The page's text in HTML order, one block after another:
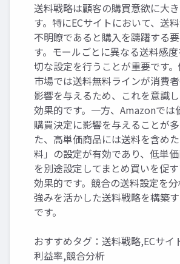
送料戦略は顧客の購買意欲に大
す。特にECサイトにおいて、送
不明瞭であると購入を躊躇する
す。モールごとに異なる送料感
切な設定を行うことが重要です
市場では送料無料ラインが消費
影響を与えるため、これを意識
効果的です。一方、Amazonでは
購買決定に影響を与えることが
た、高単価商品には送料を含め
料」の設定が有効であり、低単
を別途設定してまとめ買いを促
効果的です。競合の送料設定を
強みを活かした送料戦略を構築
です。
おすすめタグ：送料戦略,ECサイ
利益率,競合分析